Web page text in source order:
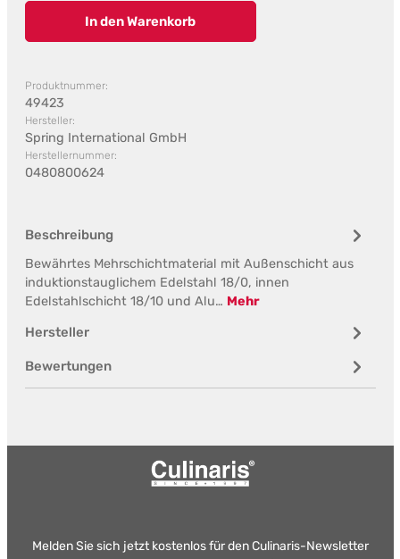
In den Warenkorb
Produktnummer:
49423
Hersteller:
Spring International GmbH
Herstellernummer:
0480800624
Beschreibung
Bewährtes Mehrschichtmaterial mit Außenschicht aus
induktionstauglichem Edelstahl 18/0, innen
Edelstahlschicht 18/10 und Alu… Mehr
Hersteller
Bewertungen
Melden Sie sich jetzt kostenlos für den Culinaris-Newsletter